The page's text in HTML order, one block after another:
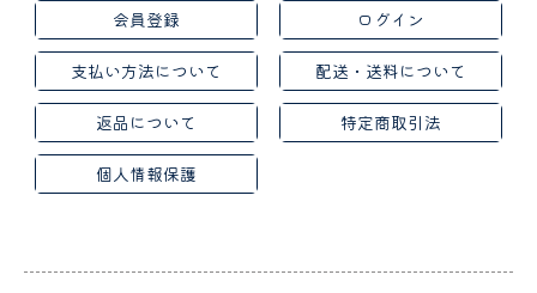
会員登録 ログイン
支払い方法について 配送・送料について
返品について 特定商取引法
個人情報保護